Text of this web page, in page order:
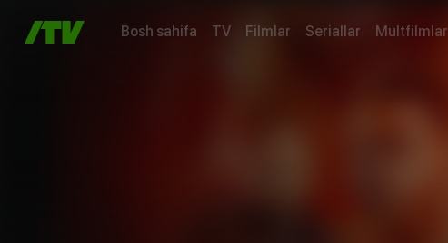
Bosh sahifa TV Filmlar Seriallar Multfilmlar